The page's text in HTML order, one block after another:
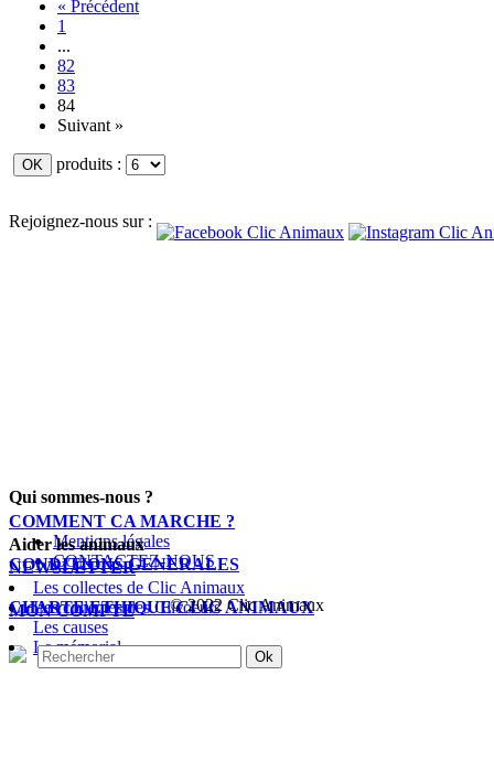
« Précédent
1
...
82
83
84
Suivant »
produits :
Rejoignez-nous sur :
Qui sommes-nous ?
Mentions légales
CONTACTEZ-NOUS
COMMENT CA MARCHE ?
CONDITIONS GENERALES
CHARTE ETHIQUE CLIC ANIMAUX
Aider les animaux
Les collectes de Clic Animaux
Les collectes des Clicoeurs
Les causes
Le mémorial
NEWSLETTER
MON COMPTE © 2022 Clic Animaux